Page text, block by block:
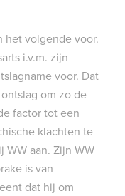
het volgende voor.
i.v.m. zijn
voor. Dat
om zo de
factor tot een
klachten te
aan. Zijn WW
is van
dat hij om